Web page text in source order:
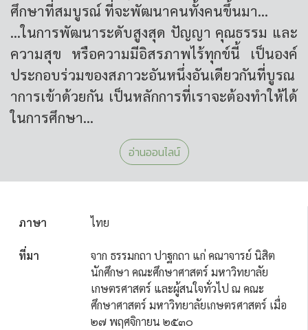
ศึกษาที่สมบูรณ์ ที่จะพัฒนาคนทั้งคนขึ้นมา...
...ในการพัฒนาระดับสูงสุด ปัญญา คุณธรรม และ
ความสุข หรือความมีอิสรภาพไร้ทุกข์นี้ เป็นองค์
ประกอบร่วมของสภาวะอันหนึ่งอันเดียวกันที่บูรณ
าการเข้าด้วยกัน เป็นหลักการที่เราจะต้องทำให้ได้
ในการศึกษา...
อ่านออนไลน์
ภาษา ไทย
ที่มา
จาก ธรรมกถา ปาฐกถา แก่ คณาจารย์ นิสิต
นักศึกษา คณะศึกษาศาสตร์ มหาวิทยาลัย
เกษตรศาสตร์ และผู้สนใจทั่วไป ณ คณะ
ศึกษาศาสตร์ มหาวิทยาลัยเกษตรศาสตร์ เมื่อ
๒๗ พฤศจิกายน ๒๕๓๐